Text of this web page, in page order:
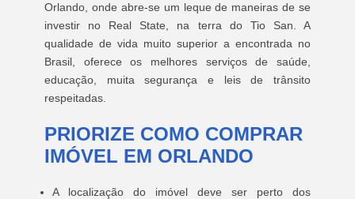
Orlando, onde abre-se um leque de maneiras de se
investir no Real State, na terra do Tio San. A
qualidade de vida muito superior a encontrada no
Brasil, oferece os melhores serviços de saúde,
educação, muita segurança e leis de trânsito
respeitadas.
PRIORIZE COMO COMPRAR
IMÓVEL EM ORLANDO
A localização do imóvel deve ser perto dos